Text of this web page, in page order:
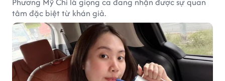
tâm đặc biệt từ khán giả.